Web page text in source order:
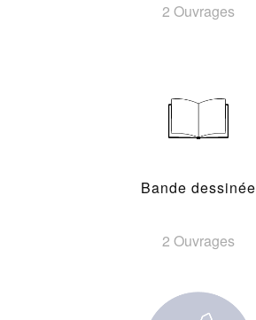
2 Ouvrages
Bande dessinée
2 Ouvrages